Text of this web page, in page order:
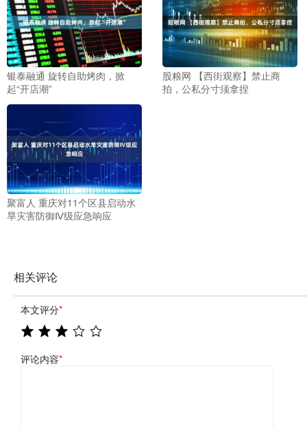
银泰融通 旋转自助烤肉，掀
起“开店潮”
股粮网 【西街观察】禁止商
拍，公私分寸须拿捏
聚富人 重庆对11个区县启动水
旱灾害防御Ⅳ级应急响应
相关评论
本文评分*
评论内容*